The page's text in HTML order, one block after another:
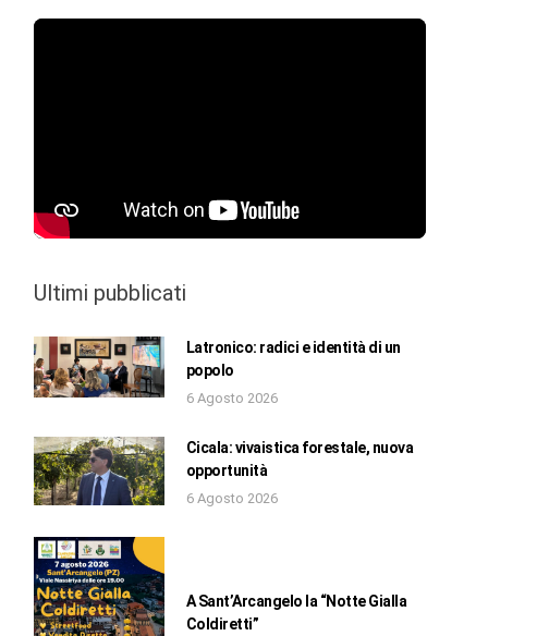
Ultimi pubblicati
Latronico: radici e identità di un
popolo
6 Agosto 2026
Cicala: vivaistica forestale, nuova
opportunità
6 Agosto 2026
A Sant’Arcangelo la “Notte Gialla
Coldiretti”